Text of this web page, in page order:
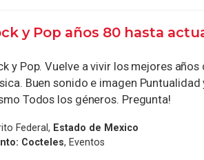
y Pop años 80 hasta
y Pop. Vuelve a vivir los mejores años
Buen sonido e imagen Puntualidad
Todos los géneros. Pregunta!
Federal, Estado de Mexico
Cocteles, Eventos